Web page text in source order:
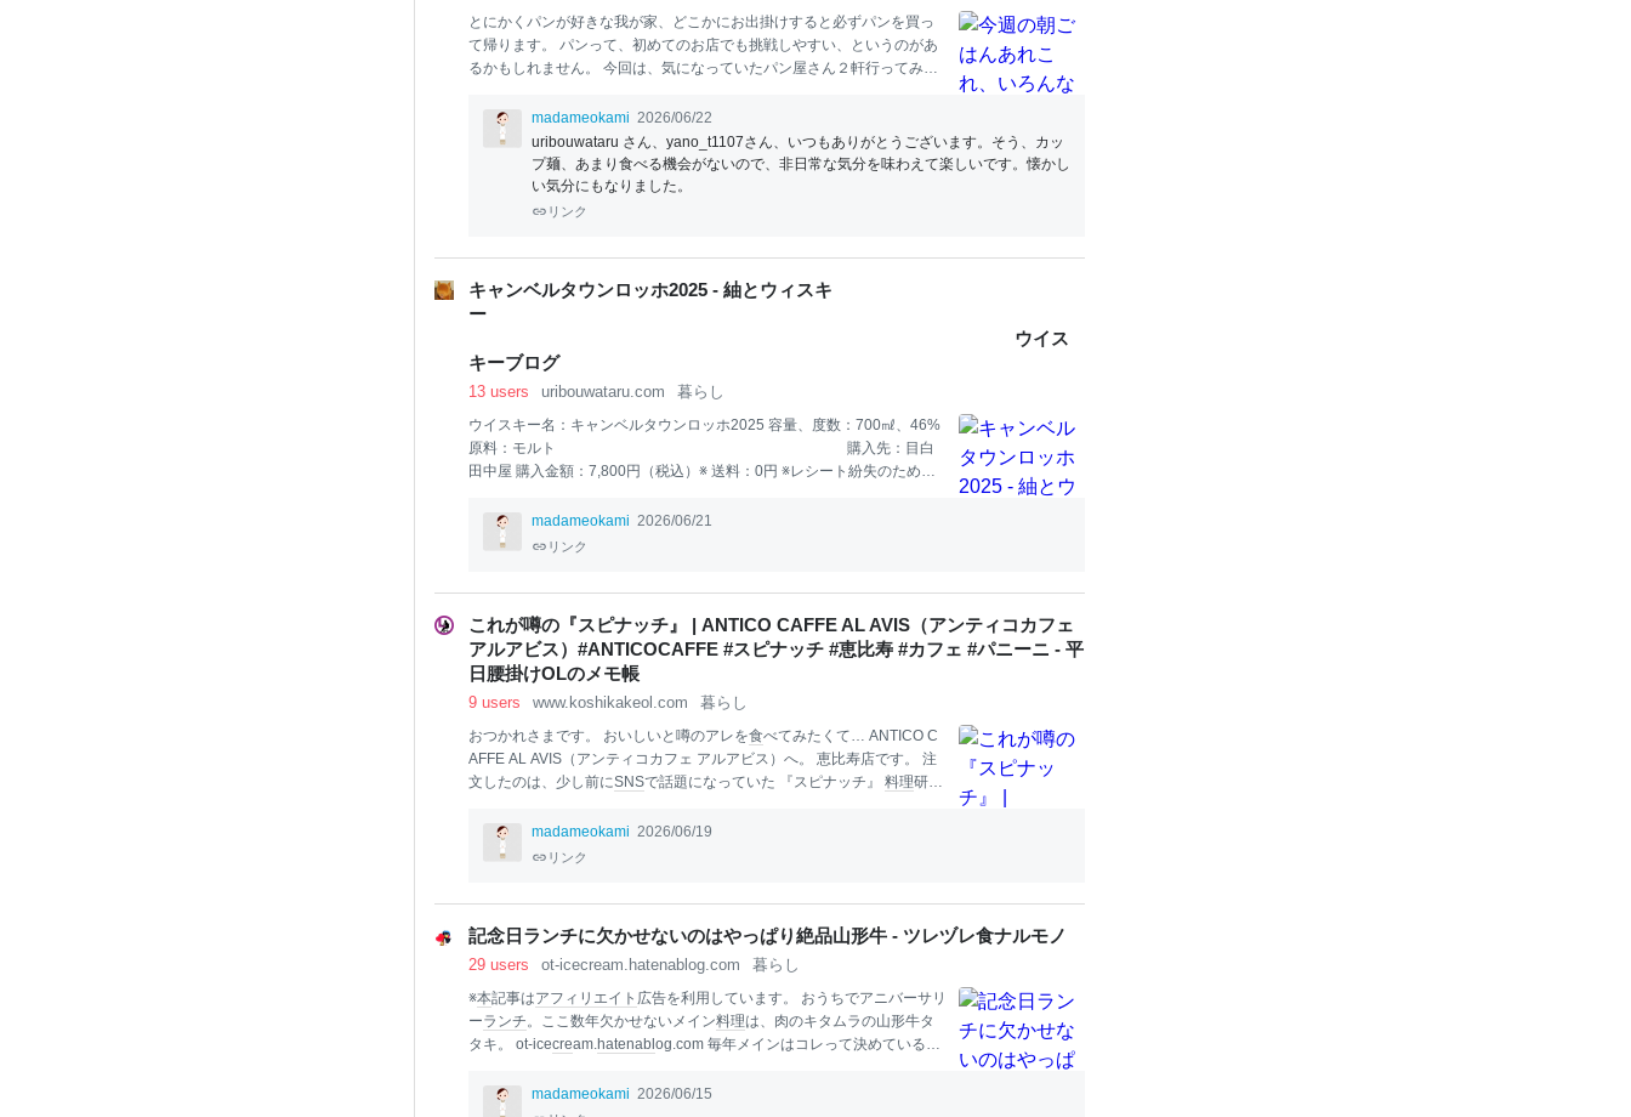
とにかくパンが好きな我が家、どこかにお出掛けすると必ずパンを買っ
て帰ります。 パンって、初めてのお店でも挑戦しやすい、というのがあ
るかもしれません。 今回は、気になっていたパン屋さん２軒行ってみた
んなパンを食べてみました。 自分の好みで買うので、やはり同じような
パンを買ってしまうのですが、だからこそパン屋さんの違いをすごく感
じることができた気がします。 好みが合うパン屋さん、また通いたいパ
ン屋さんも見つけたので、また違うパンも
ごはんあれこれ、いろんなお店のパンを味わいました！ パン 駒沢パーク
パ
madameokami 2026/06/22
uribouwataru さん、yano_t1107さん、いつもありがとうございます。そう、カッ
プ麺、あまり食べる機会がないので、非日常な気分を味わえて楽しいです。懐かし
い気分にもなりました。
リンク
キャンベルタウンロッホ2025 - 紬とウィスキ
ー
ウイス
キーブログ
13 users uribouwataru.com 暮らし
ウイスキー名：キャンベルタウンロッホ2025 容量、度数：700㎖、46%
原料：モルト 購入先：目白
田中屋 購入金額：7,800円（税込）※ 送料：0円 ※レシート紛失のため概
ッホ2025」をご紹介いたします。 目白の田中屋さんで、栗林店長におス
スメいただいたボトルです。 uribouwataru.com キャンベルタウンロッホ
た。 uribouwataru.com uribouwataru.com スプリングバンク蒸留のウイ
スキーについては瓶の裏側の下の部分を見ると瓶詰めした時期（
madameokami 2026/06/21
リンク
これが噂の『スピナッチ』 | ANTICO CAFFE AL AVIS（アンティコカフェ
アルアビス）#ANTICOCAFFE #スピナッチ #恵比寿 #カフェ #パニーニ - 平
日腰掛けOLのメモ帳
9 users www.koshikakeol.com 暮らし
おつかれさまです。 おいしいと噂のアレを食べてみたくて… ANTICO C
AFFE AL AVIS（アンティコカフェ アルアビス）へ。 恵比寿店です。 注
文したのは、少し前にSNSで話題になっていた 『スピナッチ』 料理研究
現在は大量に作ってある！ 『スピナッチ』はほうれん草と４種のキノコ
とベーコンをマヨネーズで和えて黒ごま入りバンズにはさんだパニー
されていますので中まで熱々にしないのがおいしい召し上がり方です。
とのこと。 新鮮なものを使ってくれてるの、うれしいね！ こちらのパニ
ーニはすべて自家製。 また、種類が豊富でフィリ
madameokami 2026/06/19
リンク
記念日ランチに欠かせないのはやっぱり絶品山形牛 - ツレヅレ食ナルモノ
29 users ot-icecream.hatenablog.com 暮らし
※本記事はアフィリエイト 広告を利用しています。 おうちでアニバーサリ
ーランチ。ここ数年欠かせないメイン料理は、肉のキタムラの山形牛タ
タキ。 ot-icecream.hatenabl og.com 毎年メインはコレって決めているの
組み立ててみた。 乾杯はスパークリングで。アンリ・マルセル ブラン・
ド・ブラン ブリュット。 前菜1皿目。ベビーリーフとスプラウト、アス
madameokami 2026/06/15